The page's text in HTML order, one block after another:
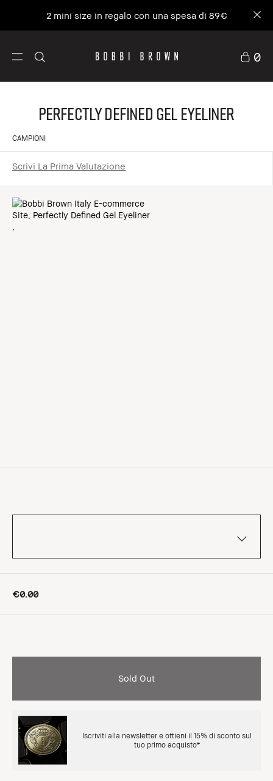
2 mini size in regalo con una spesa di 89€
0
Perfectly Defined Gel Eyeliner
CAMPIONI
Scrivi La Prima Valutazione
€0.00
Sold Out
Iscriviti alla newsletter e ottieni il 15% di sconto sul
tuo primo acquisto*